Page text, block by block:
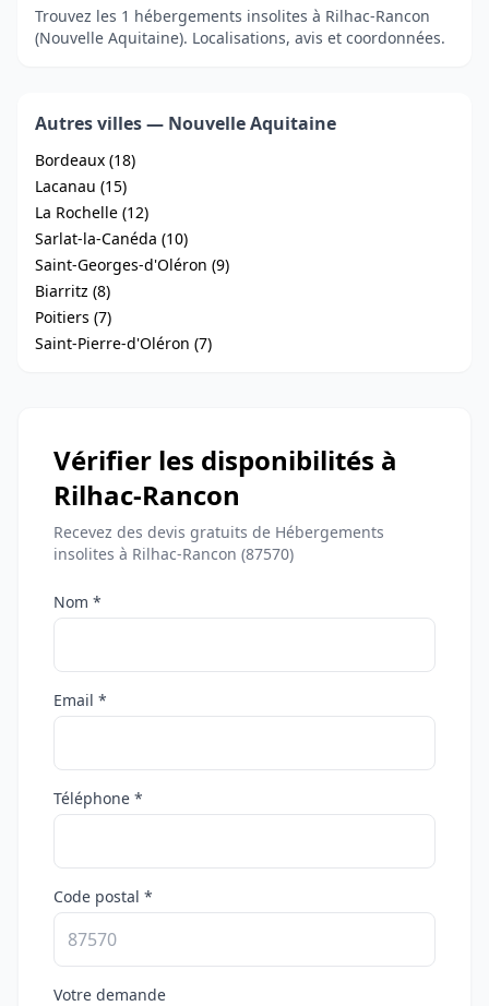
Trouvez les 1 hébergements insolites à Rilhac-Rancon
(Nouvelle Aquitaine). Localisations, avis et coordonnées.
Autres villes — Nouvelle Aquitaine
Bordeaux (18)
Lacanau (15)
La Rochelle (12)
Sarlat-la-Canéda (10)
Saint-Georges-d'Oléron (9)
Biarritz (8)
Poitiers (7)
Saint-Pierre-d'Oléron (7)
Vérifier les disponibilités à
Rilhac-Rancon
Recevez des devis gratuits de Hébergements
insolites à Rilhac-Rancon (87570)
Nom *
Email *
Téléphone *
Code postal *
Votre demande